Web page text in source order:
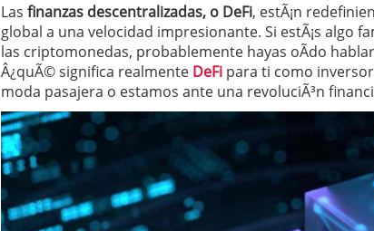
del
ahorro
en
España
05/08/2026
Seguros de convenio en pymes: la
descubren cuando ya es demasiado tarde
ReseÃ±a de SIFX: Lo Que Deben Saber los
Operar
29/06/2026
Crear empresa online vs proceso
29/05/2026
CÃ³mo afrontar una baja mÃ©dica cuando
26/05/2026
Las finanzas descentralizadas, o DeFi, estÃ¡n
global a una velocidad impresionante. Si estÃ¡s algo
las criptomonedas, probablemente hayas oÃ­do
Â¿quÃ© significa realmente DeFi para ti como inversor
moda pasajera o estamos ante una revoluciÃ³n